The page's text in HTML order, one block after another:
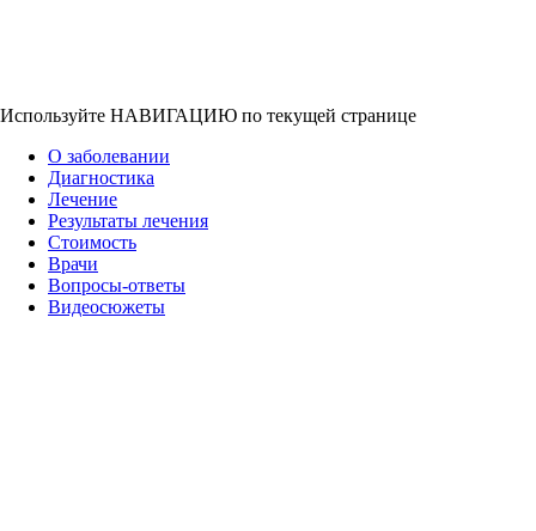
Используйте НАВИГАЦИЮ по текущей странице
О заболевании
Диагностика
Лечение
Результаты лечения
Стоимость
Врачи
Вопросы-ответы
Видеосюжеты